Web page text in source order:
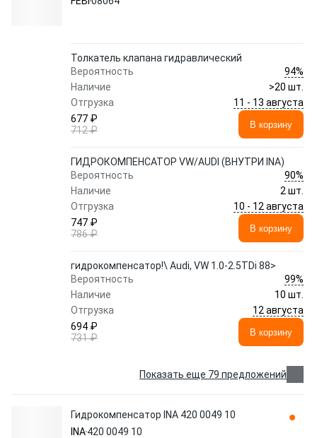
Толкатель клапана гидравлический
Вероятность
94%
Наличие
>20 шт.
Отгрузка
11 - 13 августа
677 ₽
712 ₽
В корзину
ГИДРОКОМПЕНСАТОР VW/AUDI (ВНУТРИ INA)
Вероятность
90%
Наличие
2 шт.
Отгрузка
10 - 12 августа
747 ₽
786 ₽
В корзину
гидрокомпенсатор!\ Audi, VW 1.0-2.5TDi 88>
Вероятность
99%
Наличие
10 шт.
Отгрузка
12 августа
694 ₽
731 ₽
В корзину
Показать еще 79 предложений
Гидрокомпенсатор INA 420 0049 10
INA420 0049 10